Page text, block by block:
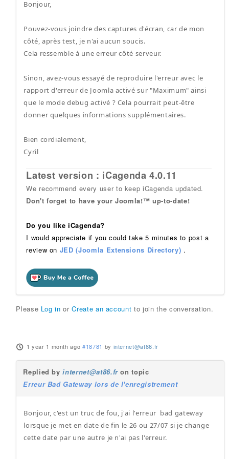
Bonjour,
Pouvez-vous joindre des captures d'écran, car de mon
côté, après test, je n'ai aucun soucis.
Cela ressemble à une erreur côté serveur.
Sinon, avez-vous essayé de reproduire l'erreur avec le
rapport d'erreur de Joomla activé sur "Maximum" ainsi
que le mode debug activé ? Cela pourrait peut-être
donner quelques informations supplémentaires.
Bien cordialement,
Cyril
Latest version : iCagenda 4.0.11
We recommend every user to keep iCagenda updated.
Don't forget to have your Joomla!™ up-to-date!
Do you like iCagenda?
I would appreciate if you could take 5 minutes to post a
review on JED (Joomla Extensions Directory) .
Please Log in orCreate an account to join the conversation.
1 year 1 month ago #18781 by internet@at86.fr
Replied byinternet@at86.fron topic
Erreur Bad Gateway lors de l'enregistrement
Bonjour, c'est un truc de fou, j'ai l'erreur bad gateway
lorsque je met en date de fin le 26 ou 27/07 si je change
cette date par une autre je n'ai pas l'erreur.